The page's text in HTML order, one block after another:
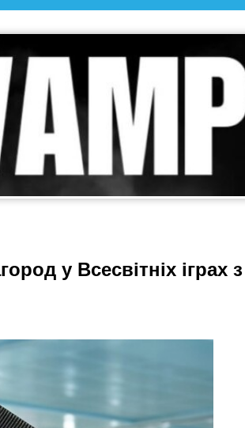
у Всесвітніх іграх з